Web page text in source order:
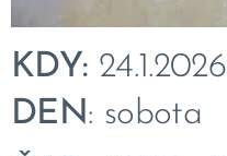
KDY: 24.1.2026
DEN: sobota